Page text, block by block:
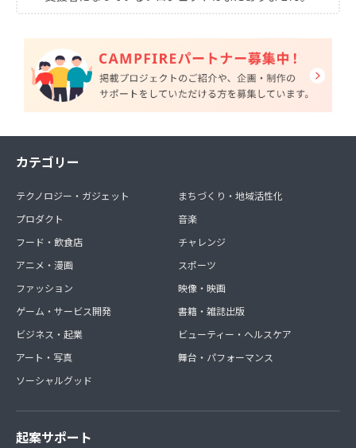
カテゴリー
テクノロジー・ガジェット
プロダクト
フード・飲食店
アニメ・漫画
ファッション
ゲーム・サービス開発
ビジネス・起業
アート・写真
ソーシャルグッド
まちづくり・地域活性化
音楽
チャレンジ
スポーツ
映像・映画
書籍・雑誌出版
ビューティー・ヘルスケア
舞台・パフォーマンス
起案サポート